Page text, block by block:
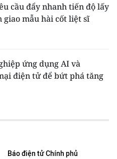
cầu đẩy nhanh tiến độ lấy
giao mẫu hài cốt liệt sĩ
ứng dụng AI và
điện tử để bứt phá tăng
Báo điện tử Chính phủ